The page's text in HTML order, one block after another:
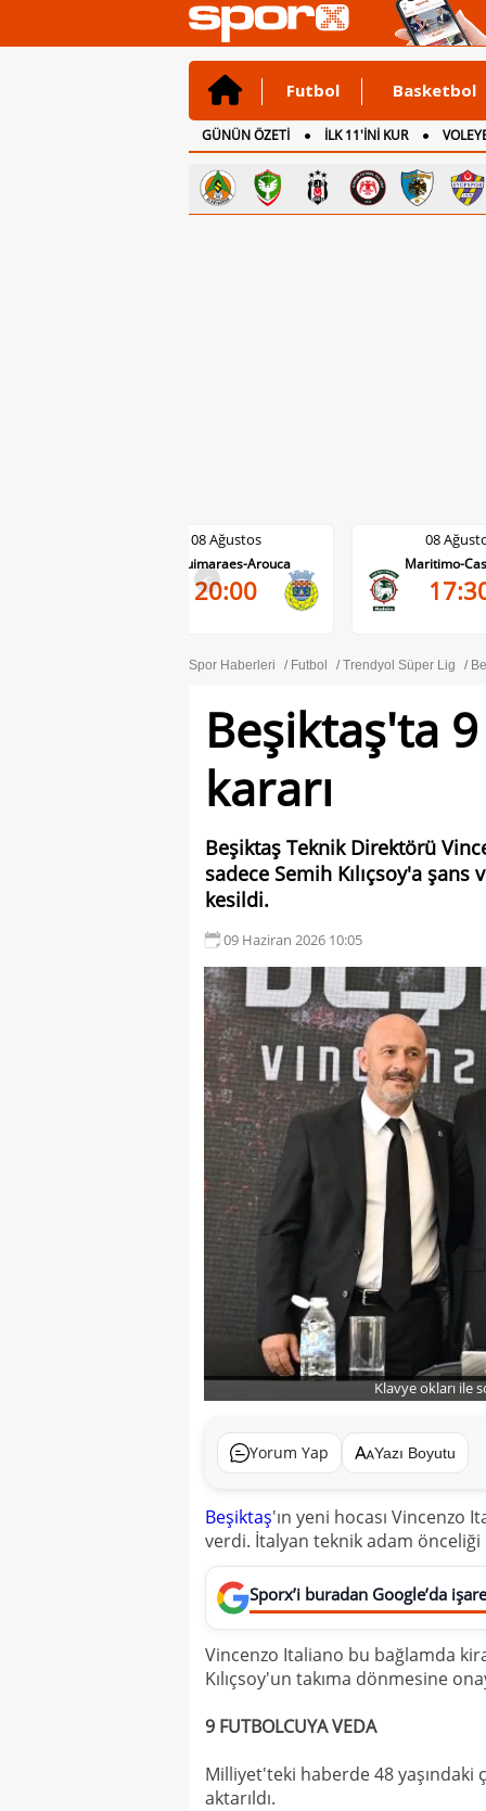
Futbol Basketbol
GÜNÜN ÖZETİ İLK 11'İNİ KUR
CANLI ANLATIM
İNGİLTERE
< 17:30
Spor Haberleri Futbol Trendyol Süper Lig
Beşiktaş'ta
kararı
Beşiktaş Teknik Direktörü
sadece Semih Kılıçsoy'a
kesildi.
09 Haziran 2026 10:05
Klavye okları ile
Yorum Yap Yazı Boyutu
Beşiktaş'ın yeni hocası Vincenzo
verdi. İtalyan teknik adam
Sporx’i buradan Google’da
Vincenzo Italiano bu bağlamda
Kılıçsoy'un takıma dönmesine
9 FUTBOLCUYA VEDA
Milliyet'teki haberde 48 yaşındaki
aktarıldı.